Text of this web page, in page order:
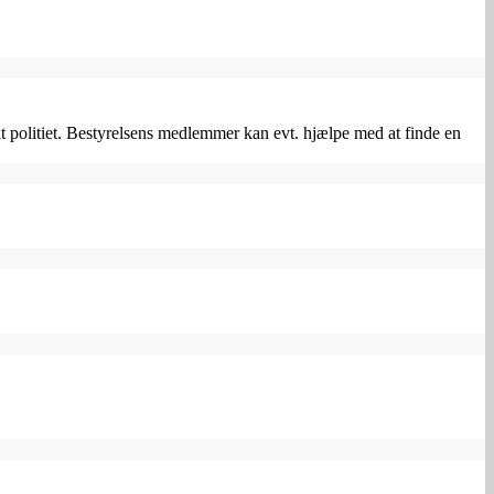
Bestyrelsens medlemmer kan evt. hjælpe med at finde en